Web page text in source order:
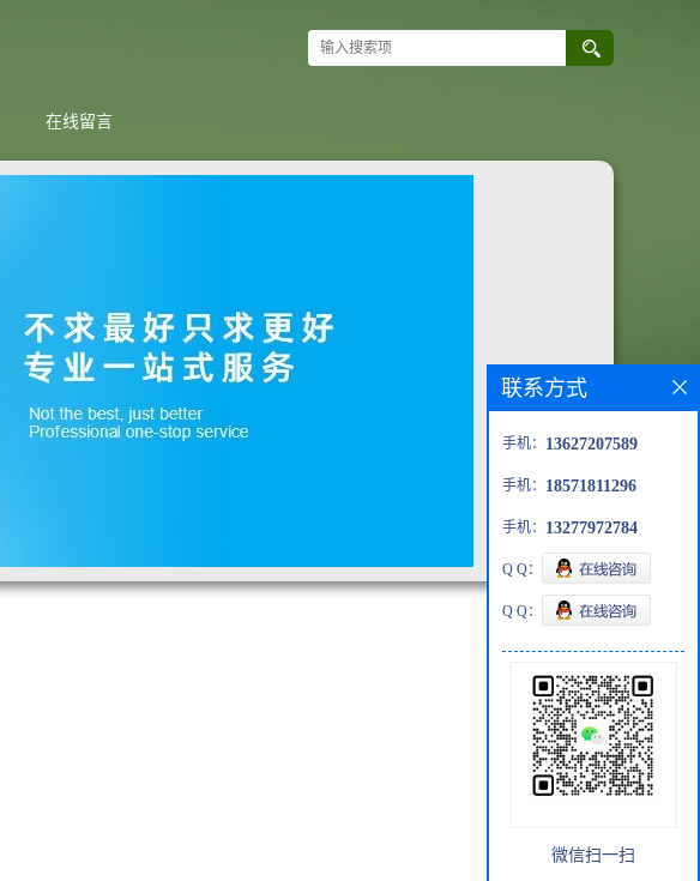
在线留言
联系方式
手机： 13627207589
手机： 18571811296
手机： 13277972784
Q Q：
Q Q：
微信扫一扫